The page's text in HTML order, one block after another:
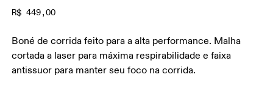
R$ 449,00
Boné de corrida feito para a alta performance. Malha
cortada a laser para máxima respirabilidade e faixa
antissuor para manter seu foco na corrida.